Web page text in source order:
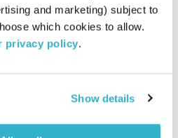
and marketing) subject to
which cookies to allow.
privacy policy.
Show details
המתעדים קובי פרג'
דוקו הוא דרך חיים. זוהי פריזמה שדרכה